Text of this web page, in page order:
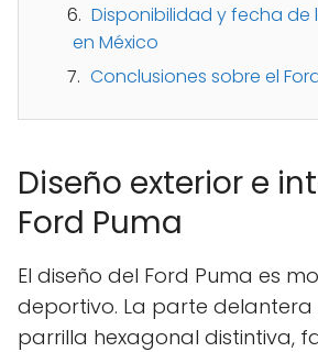
Disponibilidad y fecha de
en México
Conclusiones sobre el
Diseño exterior e
Ford Puma
El diseño del Ford Puma es
deportivo. La parte
parrilla hexagonal distintiva,